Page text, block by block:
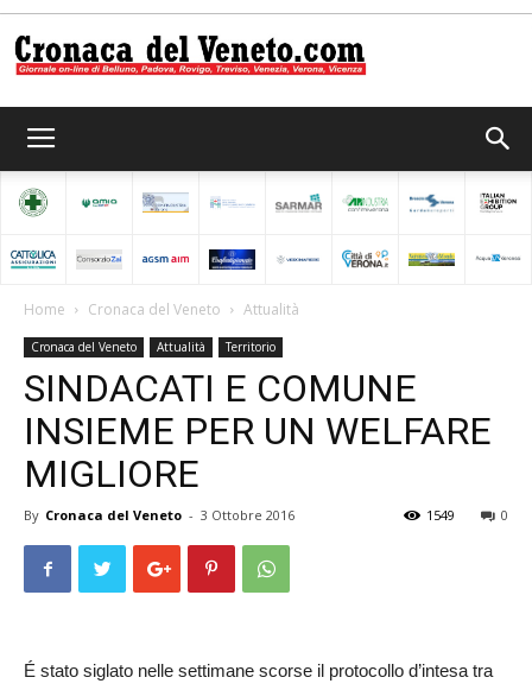
del
Veneto
Home Cronaca del Veneto Attualità
Cronaca del Veneto Attualità Territorio
SINDACATI E COMUNE
INSIEME PER UN WELFARE
MIGLIORE
By Cronaca del Veneto - 3 Ottobre 2016 0
1549
É stato siglato nelle settimane scorse il protocollo d’intesa tra